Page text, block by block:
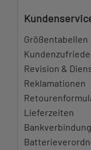
Größentabellen
Revision &
Reklamationen
Lieferzeiten
Bankverbindung